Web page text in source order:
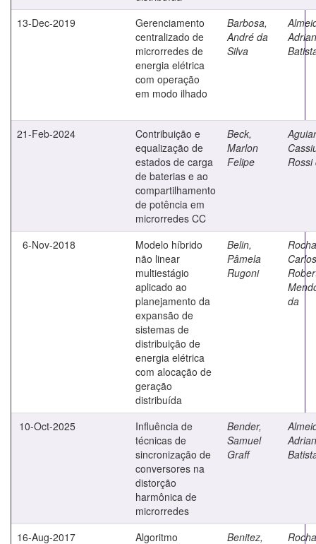
13-Dec-2019
Gerenciamento
centralizado de
microrredes de
energia elétrica
com operação
em modo ilhado
Barbosa,
André da
Silva
21-Feb-2024
Contribuição e
equalização de
estados de carga
de baterias e ao
compartilhamento
de potência em
microrredes CC
Beck,
Marlon
Felipe
Rossi
6-Nov-2018
Modelo híbrido
não linear
multiestágio
aplicado ao
planejamento da
expansão de
sistemas de
distribuição de
energia elétrica
com alocação de
geração
distribuída
Belin,
Pâmela
Rugoni
Carlos
da
10-Oct-2025
Influência de
técnicas de
sincronização de
conversores na
distorção
harmônica de
microrredes
Bender,
Samuel
Graff
16-Aug-2017
Algoritmo
Benitez,